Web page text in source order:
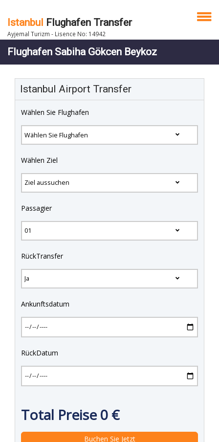
Istanbul Flughafen Transfer
Ayjemal Turizm - Lisence No: 14942
Flughafen Sabiha Gökcen Beykoz
Istanbul Airport Transfer
Wählen Sie Flughafen
Wählen Ziel
Passagier
RückTransfer
Ankunftsdatum
RückDatum
Total Preise0 €